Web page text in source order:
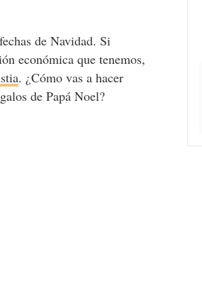
de Navidad. Si
económica que tenemos,
. ¿Cómo vas a hacer
de Papá Noel?